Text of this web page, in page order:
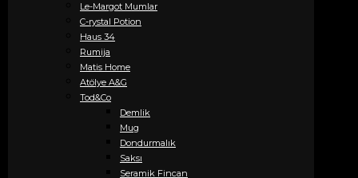
Le-Margot Mumlar
C-rystal Potion
Haus 34
Rumija
Matis Home
Atölye A&G
Tod&Co
Demlik
Mug
Dondurmalık
Saksı
Seramik Fincan